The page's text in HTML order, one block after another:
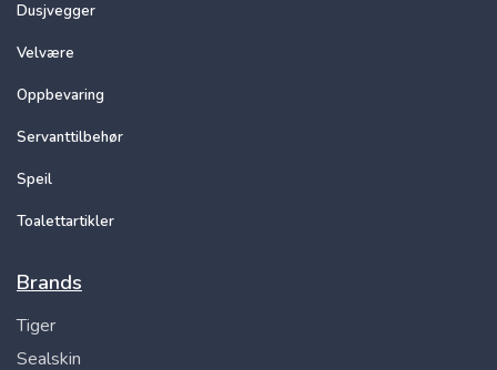
Dusjvegger
Velvære
Oppbevaring
Servanttilbehør
Speil
Toalettartikler
Brands
Tiger
Sealskin